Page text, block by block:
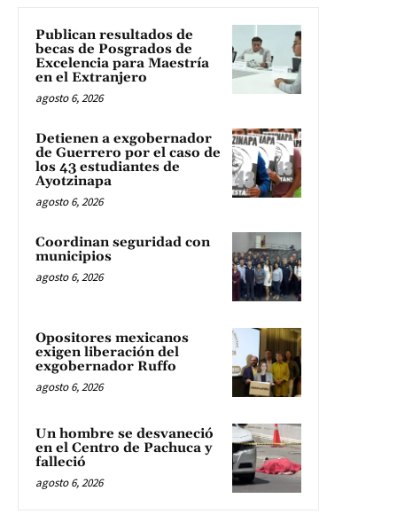
Publican resultados de
becas de Posgrados de
Excelencia para Maestría
en el Extranjero
agosto 6, 2026
Detienen a exgobernador
de Guerrero por el caso de
los 43 estudiantes de
Ayotzinapa
agosto 6, 2026
Coordinan seguridad con
municipios
agosto 6, 2026
Opositores mexicanos
exigen liberación del
exgobernador Ruffo
agosto 6, 2026
Un hombre se desvaneció
en el Centro de Pachuca y
falleció
agosto 6, 2026